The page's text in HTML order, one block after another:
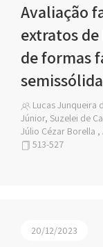
Avaliação
extratos
de formas
Lucas Junqueira
Júnior, Suzelei de
Júlio Cézar Borella ,
513-527
20/12/2023